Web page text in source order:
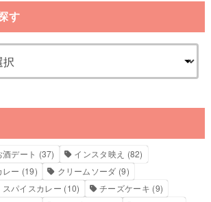
す
酒デート (37) インスタ映え (82)
レー (19) クリームソーダ (9)
スパイスカレー (10) チーズケーキ (9)